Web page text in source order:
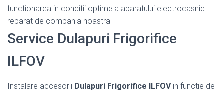
functionarea in conditii optime a aparatului electrocasnic
reparat de compania noastra.
Service Dulapuri Frigorifice
ILFOV
Instalare accesorii Dulapuri Frigorifice ILFOVin functie de